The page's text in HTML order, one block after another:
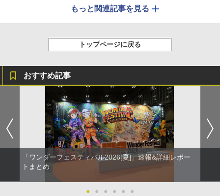
もっと関連記事を見る
トップページに戻る
おすすめ記事
「ワンダーフェスティバル2026[夏]」速報&詳細レポー
トまとめ
● ● ● ● ● ●